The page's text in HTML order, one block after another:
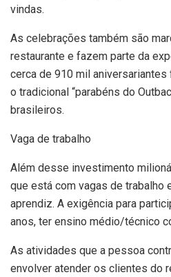
vindas.
As celebrações também são
restaurante e fazem parte da
cerca de 910 mil
o tradicional “parabéns do
brasileiros.
Vaga de trabalho
Além desse investimento
que está com vagas de trabalho
aprendiz. A exigência para
anos, ter ensino médio/técnico
As atividades que a pessoa
envolver atender os clientes do